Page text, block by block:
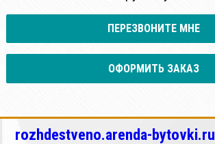
ПЕРЕЗВОНИТЕ МНЕ
ОФОРМИТЬ ЗАКАЗ
rozhdestveno.arenda-bytovki.ru